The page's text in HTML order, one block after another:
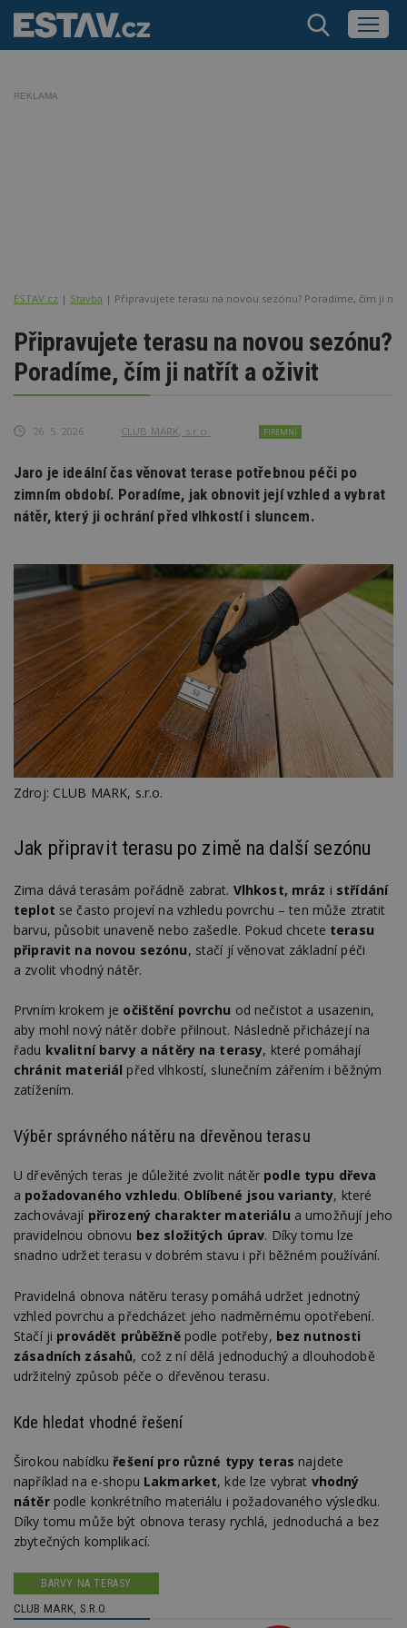
REKLAMA
ESTAV.cz Stavba Připravujete terasu na novou sezónu? Poradíme, čím ji
Připravujete terasu na novou sezónu?
Poradíme, čím ji natřít a oživit
26. 5. 2026 CLUB MARK, s.r.o. FIREMNÍ
Jaro je ideální čas věnovat terase potřebnou péči po
zimním období. Poradíme, jak obnovit její vzhled a vybrat
nátěr, který ji ochrání před vlhkostí i sluncem.
Zdroj: CLUB MARK, s.r.o.
Jak připravit terasu po zimě na další sezónu
Zima dává terasám pořádně zabrat. Vlhkost, mráz i střídání
teplot se často projeví na vzhledu povrchu – ten může ztratit
barvu, působit unaveně nebo zašedle. Pokud chcete terasu
připravit na novou sezónu, stačí jí věnovat základní péči
a zvolit vhodný nátěr.
Prvním krokem je očištění povrchu od nečistot a usazenin,
aby mohl nový nátěr dobře přilnout. Následně přicházejí na
řadu kvalitní barvy a nátěry na terasy, které pomáhají
chránit materiál před vlhkostí, slunečním zářením i běžným
zatížením.
Výběr správného nátěru na dřevěnou terasu
U dřevěných teras je důležité zvolit nátěr podle typu dřeva
a požadovaného vzhledu. Oblíbené jsou varianty, které
zachovávají přirozený charakter materiálu a umožňují jeho
pravidelnou obnovu bez složitých úprav. Díky tomu lze
snadno udržet terasu v dobrém stavu i při běžném používání.
Pravidelná obnova nátěru terasy pomáhá udržet jednotný
vzhled povrchu a předcházet jeho nadměrnému opotřebení.
Stačí ji provádět průběžněpodle potřeby, bez nutnosti
zásadních zásahů, což z ní dělá jednoduchý a dlouhodobě
udržitelný způsob péče o dřevěnou terasu.
Kde hledat vhodné řešení
Širokou nabídku řešení pro různé typy teras najdete
například na e-shopu Lakmarket, kde lze vybrat vhodný
nátěrpodle konkrétního materiálu i požadovaného výsledku.
Díky tomu může být obnova terasy rychlá, jednoduchá a bez
zbytečných komplikací.
BARVY NA TERASY
CLUB MARK, S.R.O.